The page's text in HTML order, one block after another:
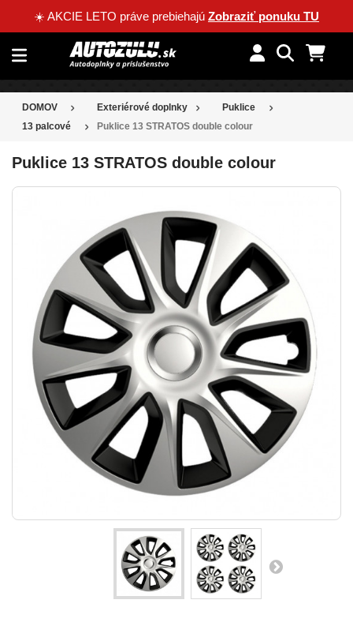
☀️ AKCIE LETO práve prebiehajú Zobraziť ponuku TU
DOMOV Exteriérové doplnky
Puklice
13 palcové
Puklice 13 STRATOS double colour
Puklice 13 STRATOS double colour